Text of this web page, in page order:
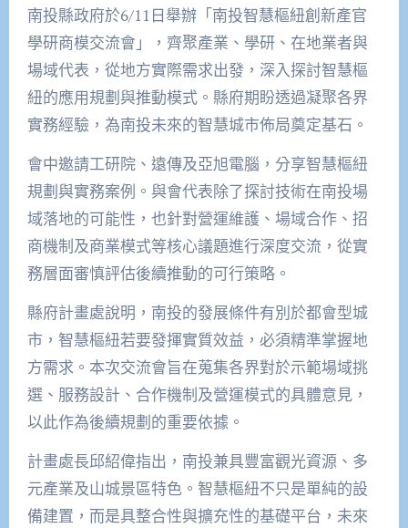
南投縣政府於6/11日舉辦「南投智慧樞紐創新產官
學研商模交流會」，齊聚產業、學研、在地業者與
場域代表，從地方實際需求出發，深入探討智慧樞
紐的應用規劃與推動模式。縣府期盼透過凝聚各界
實務經驗，為南投未來的智慧城市佈局奠定基石。
會中邀請工研院、遠傳及亞旭電腦，分享智慧樞紐
規劃與實務案例。與會代表除了探討技術在南投場
域落地的可能性，也針對營運維護、場域合作、招
商機制及商業模式等核心議題進行深度交流，從實
務層面審慎評估後續推動的可行策略。
縣府計畫處說明，南投的發展條件有別於都會型城
市，智慧樞紐若要發揮實質效益，必須精準掌握地
方需求。本次交流會旨在蒐集各界對於示範場域挑
選、服務設計、合作機制及營運模式的具體意見，
以此作為後續規劃的重要依據。
計畫處長邱紹偉指出，南投兼具豐富觀光資源、多
元產業及山城景區特色。智慧樞紐不只是單純的設
備建置，而是具整合性與擴充性的基礎平台，未來